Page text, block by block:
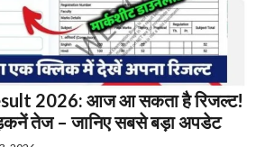
2026: आज आ सकता है रिजल्ट!
तेज – जानिए सबसे बड़ा अपडेट